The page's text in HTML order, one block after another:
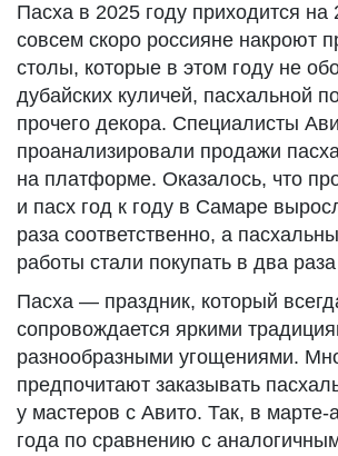
Пасха в 2025 году приходится
совсем скоро россияне накроют
столы, которые в этом году не
дубайских куличей, пасхальной
прочего декора. Специалисты
проанализировали продажи
на платформе. Оказалось, что
и пасх год к году в Самаре
раза соответственно, а
работы стали покупать в два
Пасха — праздник, который
сопровождается яркими
разнообразными угощениями.
предпочитают заказывать
у мастеров с Авито. Так, в марте-
года по сравнению с